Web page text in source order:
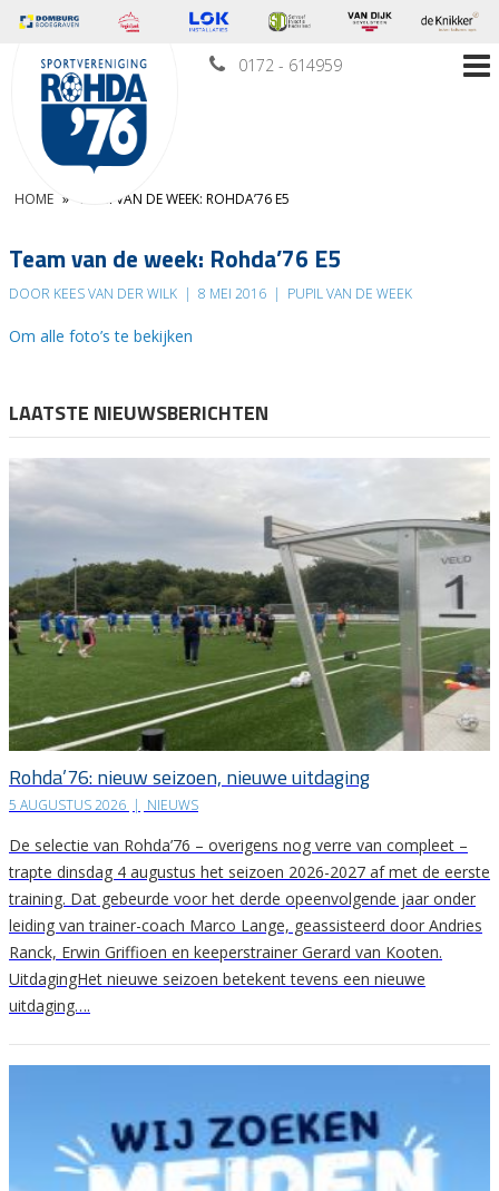
0172 - 614959
HOME » TEAM VAN DE WEEK: ROHDA’76 E5
Team van de week: Rohda’76 E5
DOOR KEES VAN DER WILK | 8 MEI 2016 | PUPIL VAN DE WEEK
Om alle foto’s te bekijken
LAATSTE NIEUWSBERICHTEN
Rohda’76: nieuw seizoen, nieuwe uitdaging
5 AUGUSTUS 2026 | NIEUWS
De selectie van Rohda’76 – overigens nog verre van compleet –
trapte dinsdag 4 augustus het seizoen 2026-2027 af met de eerste
training. Dat gebeurde voor het derde opeenvolgende jaar onder
leiding van trainer-coach Marco Lange, geassisteerd door Andries
Ranck, Erwin Griffioen en keeperstrainer Gerard van Kooten.
UitdagingHet nieuwe seizoen betekent tevens een nieuwe
uitdaging….